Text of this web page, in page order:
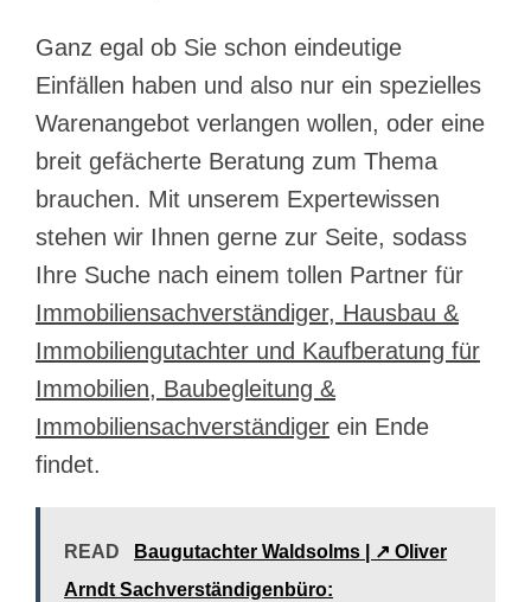
Ganz egal ob Sie schon eindeutige
Einfällen haben und also nur ein spezielles
Warenangebot verlangen wollen, oder eine
breit gefächerte Beratung zum Thema
brauchen. Mit unserem Expertewissen
stehen wir Ihnen gerne zur Seite, sodass
Ihre Suche nach einem tollen Partner für
Immobiliensachverständiger, Hausbau &
Immobiliengutachter und Kaufberatung für
Immobilien, Baubegleitung &
Immobiliensachverständiger ein Ende
findet.
READ
Baugutachter Waldsolms | ↗️ Oliver
Arndt Sachverständigenbüro: